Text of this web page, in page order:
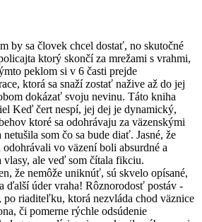
by sa človek chcel dostať, no skutočné
ktorý skončí za mrežami s vrahmi,
peklom si v 6 časti prejde
ktorá sa snaží zostať nažive až do jej
dokázať svoju nevinu. Táto kniha
Keď čert nespí, jej dej je dynamický,
ktoré sa odohrávaju za väzenskými
som čo sa bude diať. Jasné, že
vo väzení boli absurdné a
vlasy, ale veď som čítala fikciu.
že nemôže uniknúť, sú skvelo opísané,
ďalší úder vraha! Rôznorodosť postáv -
po riaditeľku, ktorá nezvláda chod väznice
či pomerne rýchle odsúdenie